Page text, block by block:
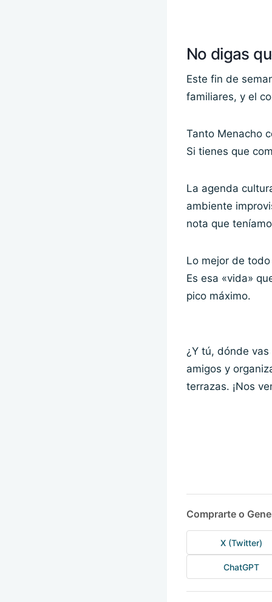
No digas
Este fin de
familiares, y el
Tanto Menacho
Si tienes que
La agenda
ambiente
nota que
Lo mejor de
Es esa «vida»
pico máximo.
¿Y tú, dónde
amigos y
terrazas. ¡Nos
Comprarte o
X (Twitter)
ChatGPT